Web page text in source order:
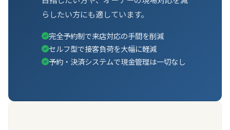
らしたい方にも適しています。
完全予約制で来店対応の手間を削減
セルフ型で接客負荷を大幅に軽減
予約・決済システムで現金管理は一切なし